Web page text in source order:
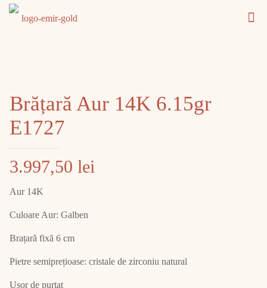
Brățară Aur 14K 6.15gr
E1727
3.997,50 lei
Aur 14K
Culoare Aur: Galben
Brațară fixă 6 cm
Pietre semiprețioase: cristale de zirconiu natural
Ușor de purtat